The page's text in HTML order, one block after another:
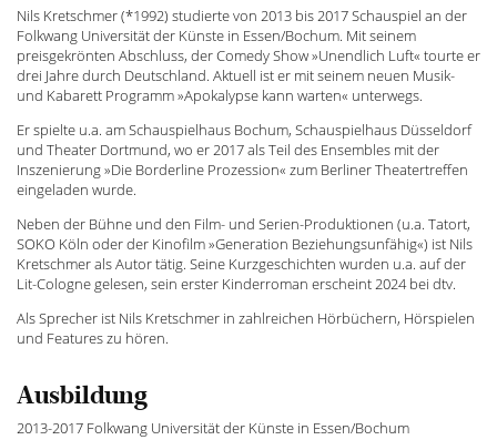
Nils Kretschmer (*1992) studierte von 2013 bis 2017 Schauspiel an der
Folkwang Universität der Künste in Essen/Bochum. Mit seinem
preisgekrönten Abschluss, der Comedy Show »Unendlich Luft« tourte er
drei Jahre durch Deutschland. Aktuell ist er mit seinem neuen Musik-
und Kabarett Programm »Apokalypse kann warten« unterwegs.
Er spielte u.a. am Schauspielhaus Bochum, Schauspielhaus Düsseldorf
und Theater Dortmund, wo er 2017 als Teil des Ensembles mit der
Inszenierung »Die Borderline Prozession« zum Berliner Theatertreffen
eingeladen wurde.
Neben der Bühne und den Film- und Serien-Produktionen (u.a. Tatort,
SOKO Köln oder der Kinofilm »Generation Beziehungsunfähig«) ist Nils
Kretschmer als Autor tätig. Seine Kurzgeschichten wurden u.a. auf der
Lit-Cologne gelesen, sein erster Kinderroman erscheint 2024 bei dtv.
Als Sprecher ist Nils Kretschmer in zahlreichen Hörbüchern, Hörspielen
und Features zu hören.
Ausbildung
2013-2017 Folkwang Universität der Künste in Essen/Bochum